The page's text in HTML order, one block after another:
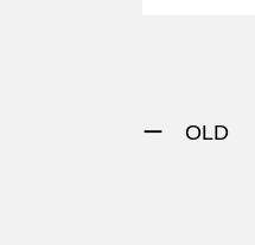
ー OLD